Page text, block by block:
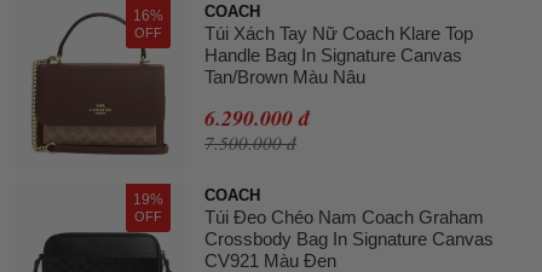
16%
OFF
COACH
Túi Xách Tay Nữ Coach Klare Top
Handle Bag In Signature Canvas
Tan/Brown Màu Nâu
6.290.000 đ
7.500.000 đ
19%
OFF
COACH
Túi Đeo Chéo Nam Coach Graham
Crossbody Bag In Signature Canvas
CV921 Màu Đen